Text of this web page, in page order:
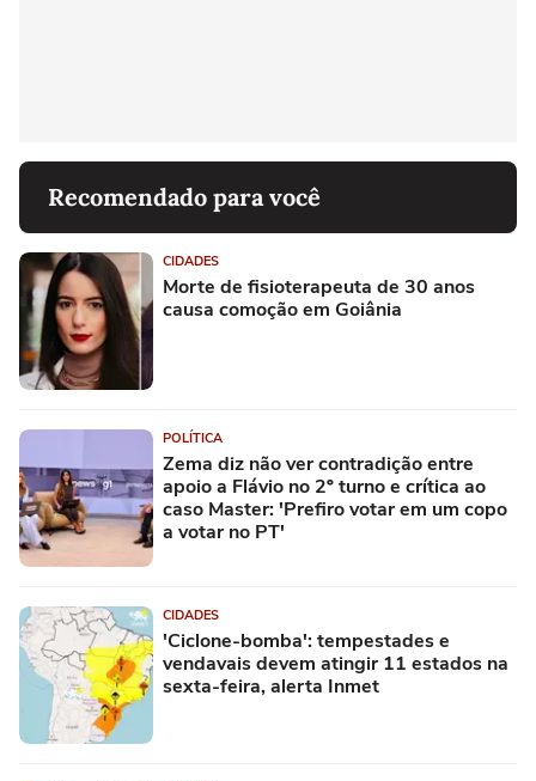
Recomendado para você
CIDADES
Morte de fisioterapeuta de 30 anos
causa comoção em Goiânia
POLÍTICA
Zema diz não ver contradição entre
apoio a Flávio no 2º turno e crítica ao
caso Master: 'Prefiro votar em um copo
a votar no PT'
CIDADES
'Ciclone-bomba': tempestades e
vendavais devem atingir 11 estados na
sexta-feira, alerta Inmet